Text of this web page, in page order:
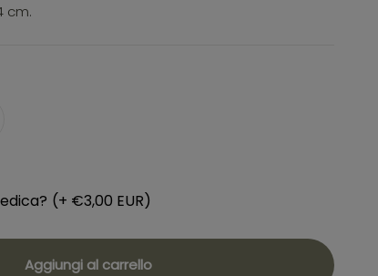
cm.
(+ €3,00 EUR)
Aggiungi al carrello